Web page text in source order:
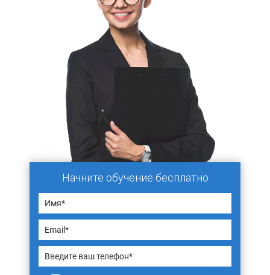
Начните обучение бесплатно